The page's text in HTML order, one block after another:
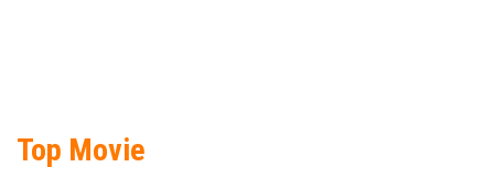
Top Movie